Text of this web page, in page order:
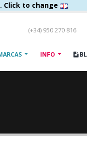
Click to change
(+34) 950 270 816
INFO